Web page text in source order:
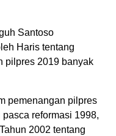
Santoso
Haris tentang
pilpres 2019 banyak
pemenangan pilpres
reformasi 1998,
2002 tentang